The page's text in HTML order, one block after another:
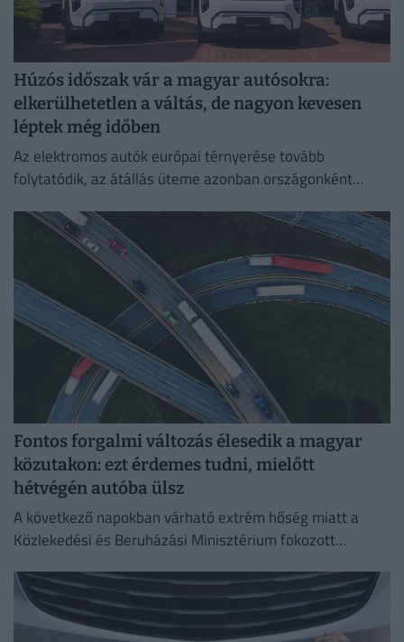
Húzós időszak vár a magyar autósokra:
elkerülhetetlen a váltás, de nagyon kevesen
léptek még időben
Az elektromos autók európai térnyerése tovább
folytatódik, az átállás üteme azonban országonként
Fontos forgalmi változás élesedik a magyar
közutakon: ezt érdemes tudni, mielőtt
hétvégén autóba ülsz
A következő napokban várható extrém hőség miatt a
Közlekedési és Beruházási Minisztérium fokozott